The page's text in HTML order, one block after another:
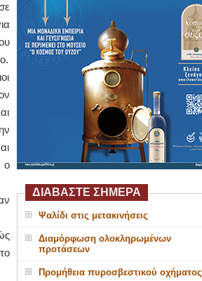
ο
ΔΙΑΒΑΣΤΕ ΣΗΜΕΡΑ
Ψαλίδι στις μετακινήσεις
Διαμόρφωση ολοκληρωμένων
προτάσεων
Προμήθεια πυροσβεστικού οχήματος